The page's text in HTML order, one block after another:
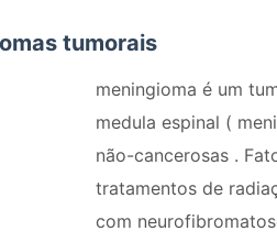
tumorais
meningioma é um
medula espinal (
não-cancerosas .
tratamentos de
com